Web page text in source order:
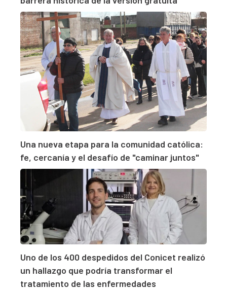
Una nueva etapa para la comunidad católica:
fe, cercanía y el desafío de "caminar juntos"
Uno de los 400 despedidos del Conicet realizó
un hallazgo que podría transformar el
tratamiento de las enfermedades